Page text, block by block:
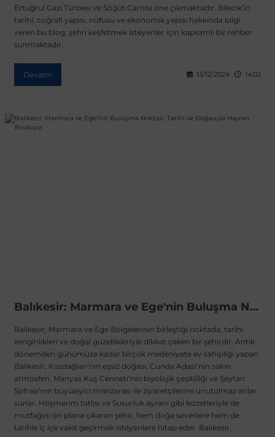
Ertuğrul Gazi Türbesi ve Söğüt Camisi öne çıkmaktadır. Bilecik’in
tarihi, coğrafi yapısı, nüfusu ve ekonomik yapısı hakkında bilgi
veren bu blog, şehri keşfetmek isteyenler için kapsamlı bir rehber
sunmaktadır.
Devamı 13/12/2024 14:02
Balıkesir: Marmara ve Ege'nin Buluşma Noktası, Tarihi ve Doğasıyla Hayran Bırakıyor
Balıkesir, Marmara ve Ege Bölgelerinin birleştiği noktada, tarihi
zenginlikleri ve doğal güzellikleriyle dikkat çeken bir şehirdir. Antik
dönemden günümüze kadar birçok medeniyete ev sahipliği yapan
Balıkesir, Kazdağları’nın eşsiz doğası, Cunda Adası’nın sakin
atmosferi, Manyas Kuş Cenneti’nin biyolojik çeşitliliği ve Şeytan
Sofrası’nın büyüleyici manzarası ile ziyaretçilerine unutulmaz anlar
sunar. Höşmerim tatlısı ve Susurluk ayranı gibi lezzetleriyle de
mutfağını ön plana çıkaran şehir, hem doğa severlere hem de
tarihle iç içe vakit geçirmek isteyenlere hitap eder. Balıkesir,